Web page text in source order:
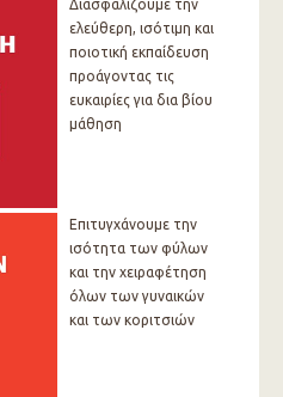
Διασφαλίζουμε την
ελεύθερη, ισότιμη και
ποιοτική εκπαίδευση
προάγοντας τις
ευκαιρίες για δια βίου
μάθηση
Επιτυγχάνουμε την
ισότητα των φύλων
και την χειραφέτηση
όλων των γυναικών
και των κοριτσιών